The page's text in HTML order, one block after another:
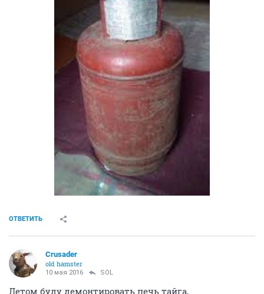
ОТВЕТИТЬ
Crusader
old hamster
10 мая 2016 SOL
Летом буду демонтировать печь тайга,